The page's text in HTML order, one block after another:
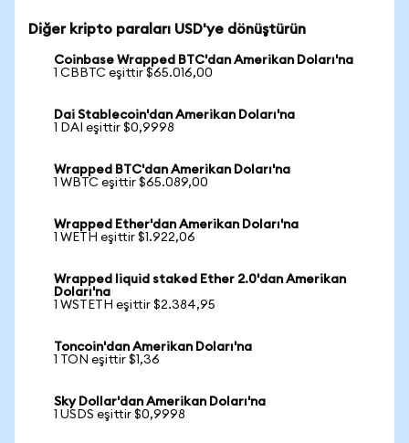
Diğer kripto paraları USD'ye dönüştürün
Coinbase Wrapped BTC'dan Amerikan Doları'na
1 CBBTC eşittir $65.016,00
Dai Stablecoin'dan Amerikan Doları'na
1 DAI eşittir $0,9998
Wrapped BTC'dan Amerikan Doları'na
1 WBTC eşittir $65.089,00
Wrapped Ether'dan Amerikan Doları'na
1 WETH eşittir $1.922,06
Wrapped liquid staked Ether 2.0'dan Amerikan
Doları'na
1 WSTETH eşittir $2.384,95
Toncoin'dan Amerikan Doları'na
1 TON eşittir $1,36
Sky Dollar'dan Amerikan Doları'na
1 USDS eşittir $0,9998